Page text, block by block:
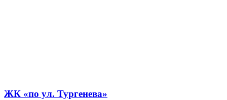
ЖК «по ул. Тургенева»